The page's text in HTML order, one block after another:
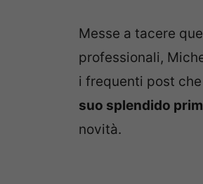
Messe a tacere
professionali,
i frequenti post
suo splendido
novità.